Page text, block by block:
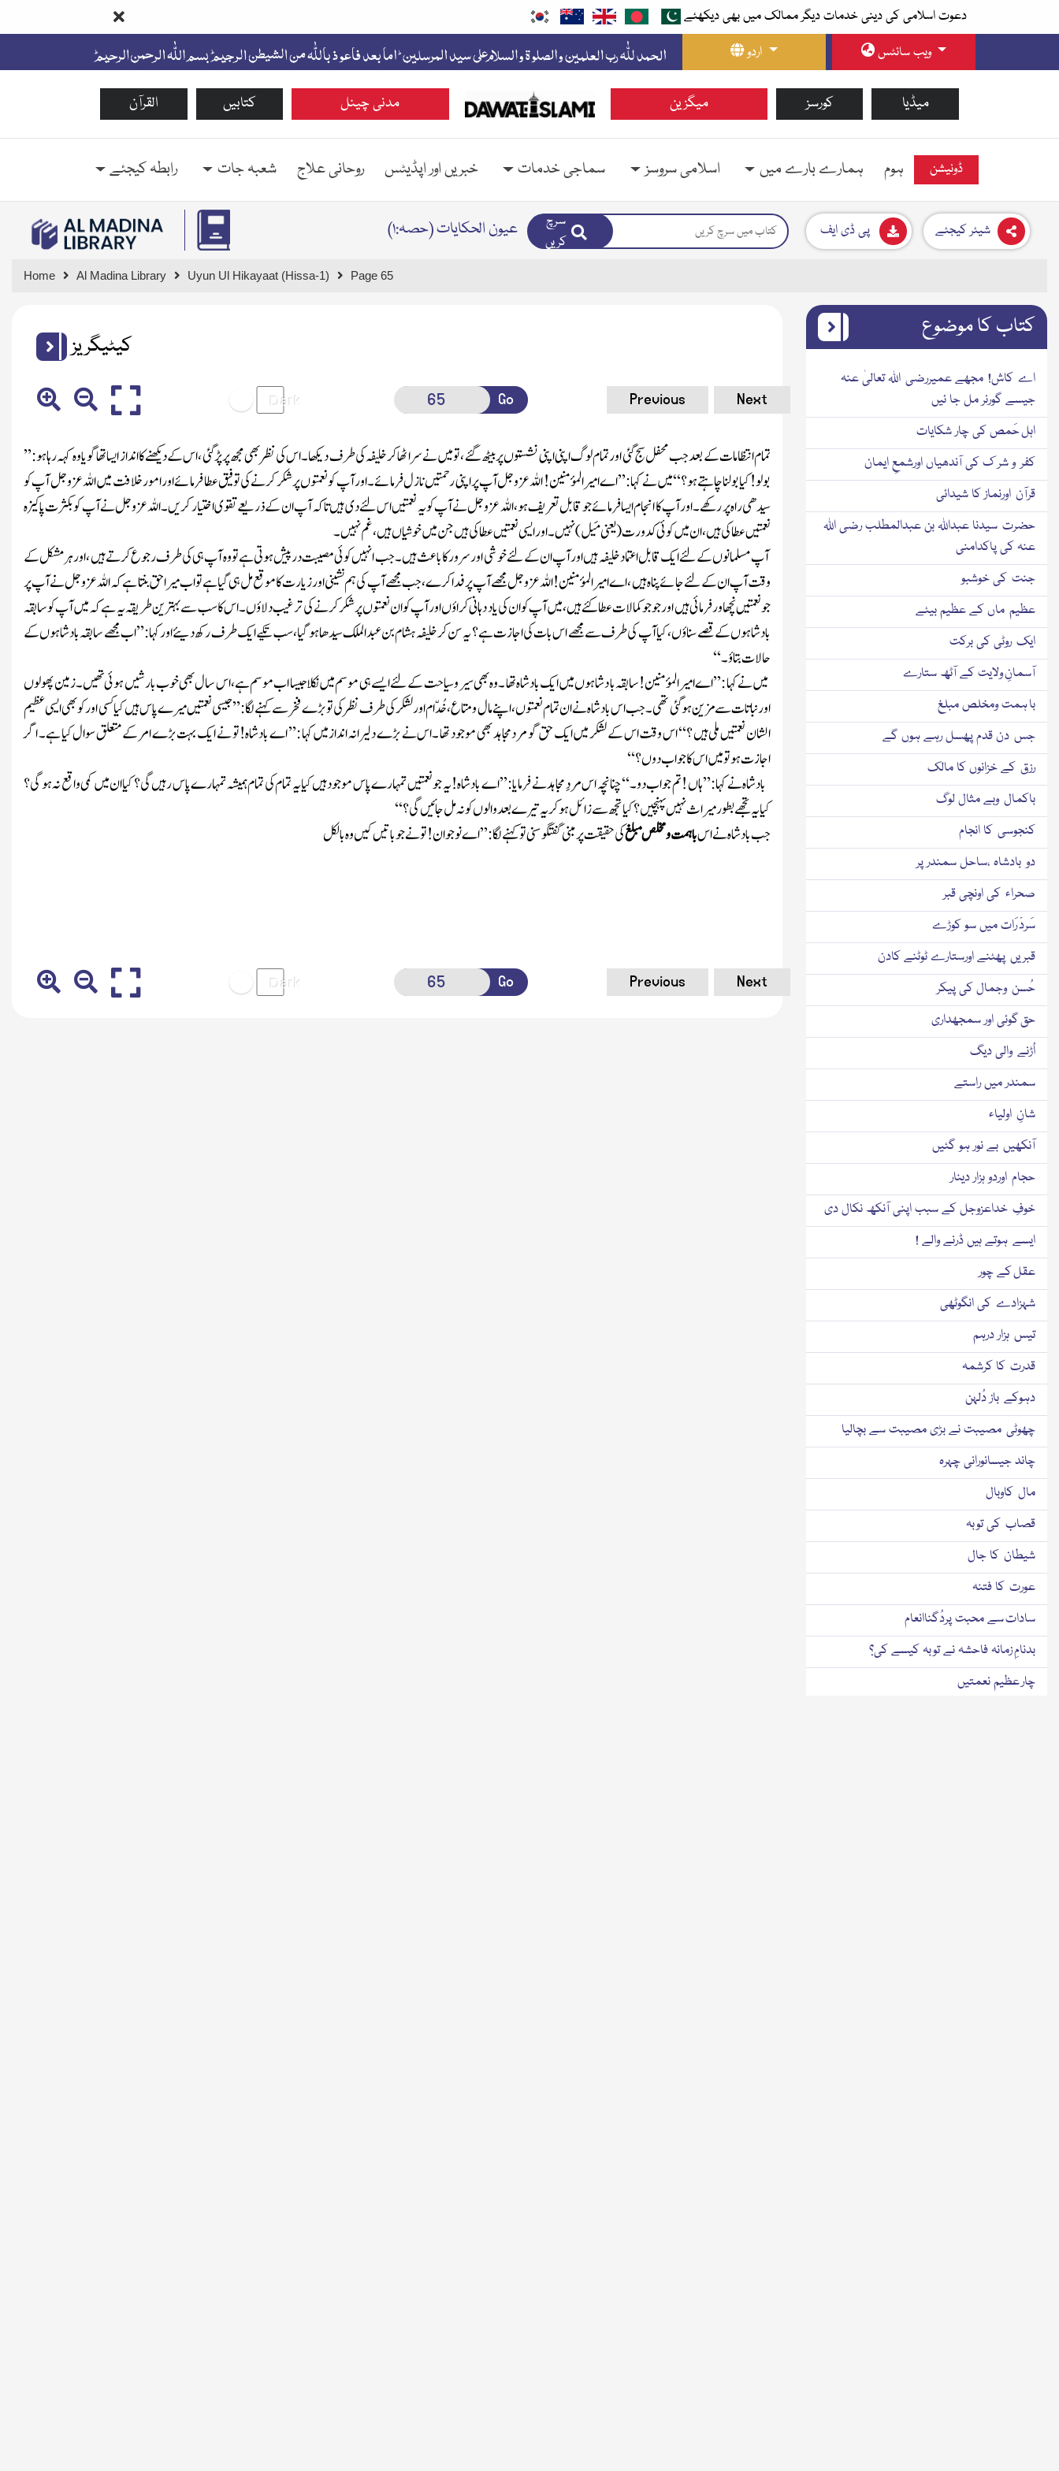
دعوت اسلامی کی دینی خدمات دیگر ممالک میں بھی دیکھئے
اردو
ویب سائٹس
القرآن کتابیں مدنی چینل میگزین کورسز میڈیا
ہوم ہمارے بارے میں اسلامی سروسز سماجی خدمات خبریں اور اپڈیٹس روحانی علاج شعبہ جات رابطہ کیجئے ڈونیشن
عیون الحکایات (حصہ:۱)
سرچ
کریں
پی ڈی ایف شیئر کیجئے
Home Al Madina Library Uyun Ul Hikayaat (Hissa-1) Page 65
کیٹیگریز
Go Previous Next
تمام انتظامات کے بعدجب محفل سج گئی اور تمام لوگ اپنی اپنی نشستوں پر بیٹھ گئے ، تو میں نے سرا ٹھا کرخلیفہ کی طرف دیکھا۔ اس کی نظر بھی مجھ پر پڑ گئی ،اس کے دیکھنے کا انداز ایسا تھا گویا وہ کہہ رہا ہو:’’
بولو! کیا بولنا چاہتے ہو؟‘‘ میں نے کہا :’’اے امیر المؤمنین! اللہعزوجلآپ پراپنی رحمتیں نازل فرمائے۔اور آپ کو نعمتوں پر شکر کرنے کی توفیق عطا فرمائے اور امور خلافت میں اللہعزوجلآپ کو
سیدھی راہ پر رکھے۔ اور آپ کا انجام ایسا فرمائے جو قابل تعریف ہو، اللہعزوجلنے آپ کویہ نعمتیں اس لئے دی ہیں تاکہ آپ ان کے ذریعے تقوی اختیار کریں۔اللہعزوجلنے آپ کو بکثرت پاکیزہ
نعمتیں عطا کی ہیں ، ان میں کوئی کدورت(یعنی مَیل)نہیں۔ اور ایسی نعمتیں عطا کی ہیں جن میں خوشیاں ہیں ، غم نہیں۔
آپ مسلمانوں کے لئے ایک قابل اعتماد خلیفہ ہیں اور آپ ان کے لئے خوشی او رسرور کا با عث ہیں۔ جب انہیں کوئی مصیبت درپیش ہوتی ہے تو وہ آپ ہی کی طرف رجوع کرتے ہیں ، اورہر مشکل کے
وقت آپ ان کے لئے جائے پناہ ہیں ، اے امیر المؤمنین! اللہعزوجلمجھے آپ پر فدا کرے ، جب مجھے آپ کی ہم نشینی اور زیارت کا موقع مل ہی گیا ہے تواب میرا حق بنتا ہے کہ اللہعزوجلنے آپ پر
جو نعمتیں نچھا ور فرمائی ہیں اور جو جو کمالات عطاکئے ہیں ،میں آپ کوان کی یاد دہانی کراؤں اور آپ کوان نعمتوں پر شکر کرنے کی تر غیب دلاؤں۔ اس کا سب سے بہتر ین طریقہ یہ ہے کہ میں آپ کو سابقہ
بادشاہوں کے قصے سناؤں ، کیا آپ کی طرف سے مجھے اس بات کی اجازت ہے؟ یہ سن کر خلیفہ ہشام بن عبدالملک سیدھا ہو گیا،سب تکیے ایک طرف رکھ دیئے اورکہا:’’اب مجھے سابقہ بادشاہوں کے
حالات بتاؤ۔‘‘
میں نے کہا :’’اے امیرالمؤمنین! سابقہ با دشاہوں میں ایک بادشاہ تھا ۔وہ بھی سیر وسیاحت کے لئے ایسے ہی موسم میں نکلا جیسا اب موسم ہے، اس سال بھی خوب بارشیں ہوئی تھیں۔زمین پھولوں
اورنباتا ت سے مزین ہوگئی تھی ۔جب اس بادشاہ نے ان تمام نعمتوں ،اپنے مال ومتاع، خُدّام اور لشکر کی طر ف نظرکی تو بڑے فخرسے کہنے لگا:’’ جیسی نعمتیں میرے پاس ہیں کیا کسی اور کو بھی ایسی عظیم
الشان نعمتیں ملی ہیں ؟‘‘ اس وقت اس کے لشکر میں ایک حق گو مرد مجاہد بھی موجود تھا ۔اس نے بڑے دلیرانہ اندازمیں کہا :’’ اے بادشاہ! تو نے ایک بہت بڑے امرکے متعلق سوال کیا ہے۔ اگر
اجازت ہو تو میں اس کا جواب دو ں ؟‘‘
بادشاہ نے کہا :’’ہاں ! تم جواب دو۔‘‘چنانچہ اس مردِ مجاہد نے فرمایا:’’ اے بادشاہ! یہ جو نعمتیں تمہارے پاس موجودہیں کیایہ تمام کی تمام ہمیشہ تمہارے پاس رہیں گی؟ کیاان میں کمی واقع نہ ہو گی؟
کیایہ تجھے بطور میراث نہیں پہنچیں ؟کیا تجھ سے زائل ہوکریہ تیرے بعد والوں کو نہ مل جائیں گی؟‘‘
جب بادشاہ نے اسباہمت ومخلص مبلغکی حقیقت پر مبنی گفتگو سنی تو کہنے لگا: ’’اے نوجوان ! تو نے جو باتیں کیں وہ بالکل
Go Previous Next
کتاب کا موضوع
اے کاش! مجھے عمیررضی اللہ تعالیٰ عنہ
جیسے گورنر مل جا ئیں
اہل حَمص کی چار شکایات
کفر و شر ک کی آندھیاں اورشمعِ ایمان
قرآن اورنماز کا شیدائی
حضرت سیدنا عبداللہ بن عبدالمطلب رضی اللہ
عنہ کی پاکدامنی
جنت کی خوشبو
عظیم ماں کے عظیم بیٹے
ایک روٹی کی برکت
آسمانِ ولایت کے آٹھ ستارے
با ہمت ومخلص مبلغ
جس دن قدم پھسل رہے ہوں گے
رزق کے خزانوں کا مالک
باکمال وبے مثال لوگ
کنجوسی کا انجام
دو بادشاہ ،ساحل سمندر پر
صحراء کی اونچی قبر
سَردْ رَات میں سو کوڑے
قبریں پھٹنے اورستارے ٹوٹنے کادن
حُسن وجمال کی پیکر
حق گوئی اور سمجھداری
اُڑنے والی دیگ
سمندر میں راستے
شانِ اولیاء
آنکھیں بے نور ہو گئیں
حجام اوردو ہزار دینار
خوفِ خداعزوجل کے سبب اپنی آنکھ نکال دی
ایسے ہوتے ہیں ڈرنے والے !
عقل کے چور
شہزادے کی انگوٹھی
تیس ہزار درہم
قدرت کا کرشمہ
دہوکے باز دُلہن
چھوٹی مصیبت نے بڑی مصیبت سے بچالیا
چاند جیسانورانی چہرہ
مال کاوبال
قصاب کی توبہ
شیطان کا جال
عورت کا فتنہ
سادات سے محبت پردُگناانعام
بدنامِ زمانہ فاحشہ نے توبہ کیسے کی؟
چار عظیم نعمتیں